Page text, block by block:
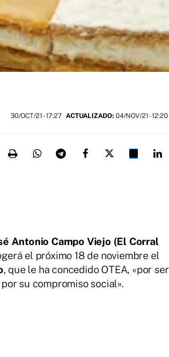
30/OCT/21- 17:27 ACTUALIZADO: 04/NOV/21 - 12:20
Antonio Campo Viejo (El Corral
el próximo 18 de noviembre el
, que le ha concedido OTEA, «por ser
su compromiso social».